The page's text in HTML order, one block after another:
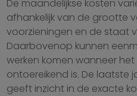
De maandelijkse kosten
afhankelijk van de grootte
voorzieningen en de staat
Daarbovenop kunnen
werken komen wanneer
ontoereikend is. De laatste
geeft inzicht in de exacte